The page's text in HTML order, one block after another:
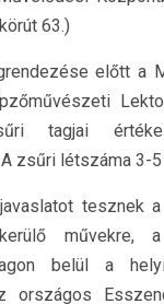
63.)
előtt a
tagjai
zsűri létszáma 3-
tesznek
művekre,
belül a
országos